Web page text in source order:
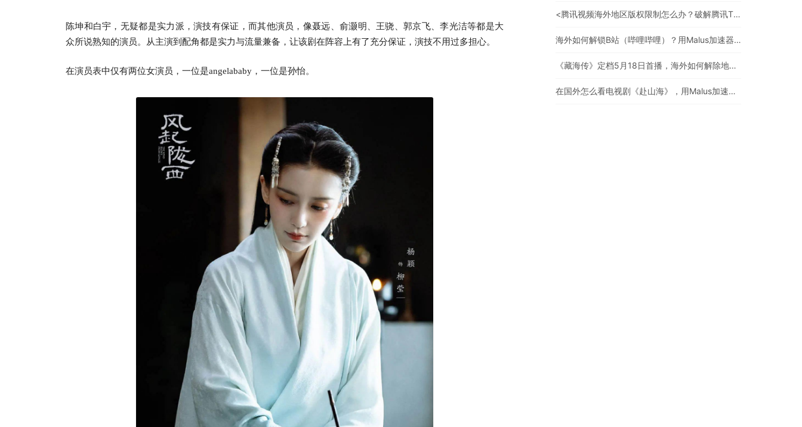
陈坤和白宇，无疑都是实力派，演技有保证，而其他演员，像聂远、俞灏明、王骁、郭京飞、李光洁等都是大
众所说熟知的演员。从主演到配角都是实力与流量兼备，让该剧在阵容上有了充分保证，演技不用过多担心。
在演员表中仅有两位女演员，一位是angelababy，一位是孙怡。
<腾讯视频海外地区版权限制怎么办？破解腾讯TV地域限制的办法>
海外如何解锁B站（哔哩哔哩）？用Malus加速器解除地域限制，一键流畅追番
《藏海传》定档5月18日首播，海外如何解除地区限制追剧
在国外怎么看电视剧《赴山海》，用Malus加速器一键解锁地区限制